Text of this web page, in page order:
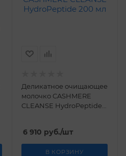
Деликатное очищающее
молочко CASHMERE
CLEANSE HydroPeptide
6 910 руб./шт
В КОРЗИНУ